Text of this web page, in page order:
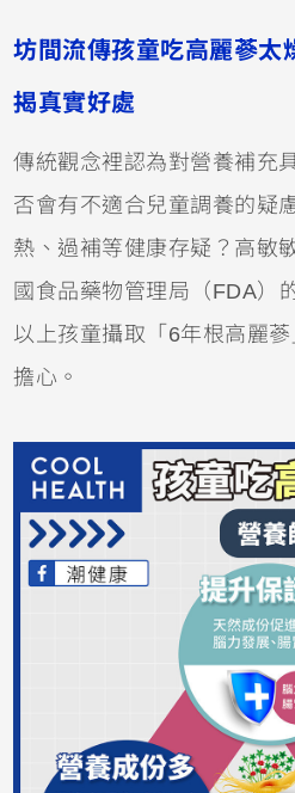
坊間流傳孩童吃高麗蔘
揭真實好處
傳統觀念裡認為對營養補充
否會有不適合兒童調養的疑
熱、過補等健康存疑？高敏
國食品藥物管理局（FDA）
以上孩童攝取「6年根高麗
擔心。